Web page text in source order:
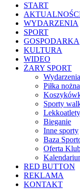
START
WYDARZENIA
SPORT
GOSPODARKA
KULTURA
WIDEO
ŻARY SPORT
Wydarzenia
Piłka nożna
Sporty
Bieganie
Inne sporty
Baza
Oferta
RED BUTTON
REKLAMA
KONTAKT